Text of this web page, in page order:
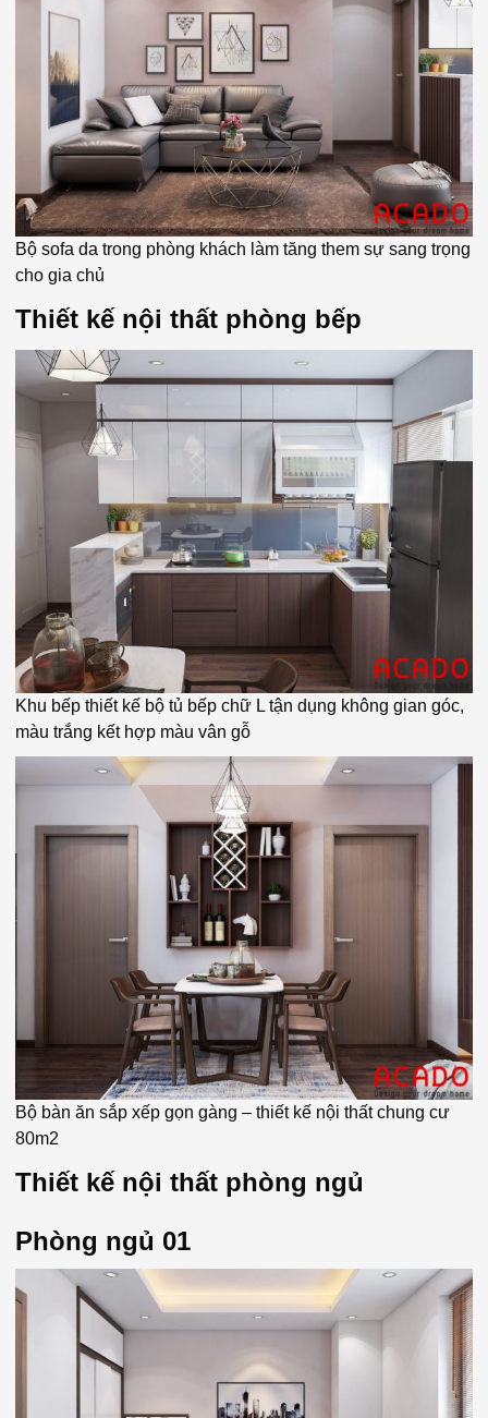
Bộ sofa da trong phòng khách làm tăng them sự sang trọng
cho gia chủ
Thiết kế nội thất phòng bếp
Khu bếp thiết kế bộ tủ bếp chữ L tận dụng không gian góc,
màu trắng kết hợp màu vân gỗ
Bộ bàn ăn sắp xếp gọn gàng – thiết kế nội thất chung cư
80m2
Thiết kế nội thất phòng ngủ
Phòng ngủ 01